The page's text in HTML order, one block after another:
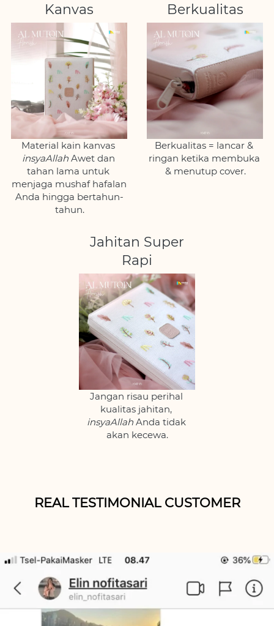
Kanvas
insyaAllah Awet dan
tahan lama untuk
menjaga mushaf hafalan
Anda hingga bertahun-
tahun.
Berkualitas
Berkualitas = lancar &
ringan ketika membuka
& menutup cover.
Jahitan Super
Rapi
Jangan risau perihal
insyaAllah Anda tidak
akan kecewa.
REAL TESTIMONIAL CUSTOMER